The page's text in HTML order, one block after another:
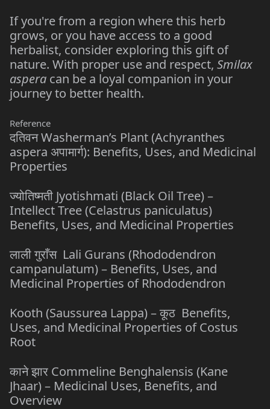
If you're from a region where this herb
grows, or you have access to a good
herbalist, consider exploring this gift of
nature. With proper use and respect, Smilax
aspera can be a loyal companion in your
journey to better health.
Reference
दतिवन Washerman’s Plant (Achyranthes
aspera अपामार्ग): Benefits, Uses, and Medicinal
Properties
ज्योतिष्मती Jyotishmati (Black Oil Tree) –
Intellect Tree (Celastrus paniculatus)
Benefits, Uses, and Medicinal Properties
लाली गुराँस Lali Gurans (Rhododendron
campanulatum) – Benefits, Uses, and
Medicinal Properties of Rhododendron
Kooth (Saussurea Lappa) – कूठ Benefits,
Uses, and Medicinal Properties of Costus
Root
काने झार Commeline Benghalensis (Kane
Jhaar) – Medicinal Uses, Benefits, and
Overview